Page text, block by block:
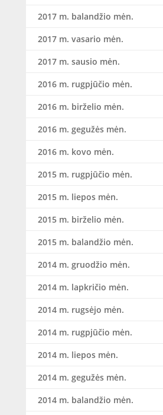
2017 m. balandžio mėn.
2017 m. vasario mėn.
2017 m. sausio mėn.
2016 m. rugpjūčio mėn.
2016 m. birželio mėn.
2016 m. gegužės mėn.
2016 m. kovo mėn.
2015 m. rugpjūčio mėn.
2015 m. liepos mėn.
2015 m. birželio mėn.
2015 m. balandžio mėn.
2014 m. gruodžio mėn.
2014 m. lapkričio mėn.
2014 m. rugsėjo mėn.
2014 m. rugpjūčio mėn.
2014 m. liepos mėn.
2014 m. gegužės mėn.
2014 m. balandžio mėn.